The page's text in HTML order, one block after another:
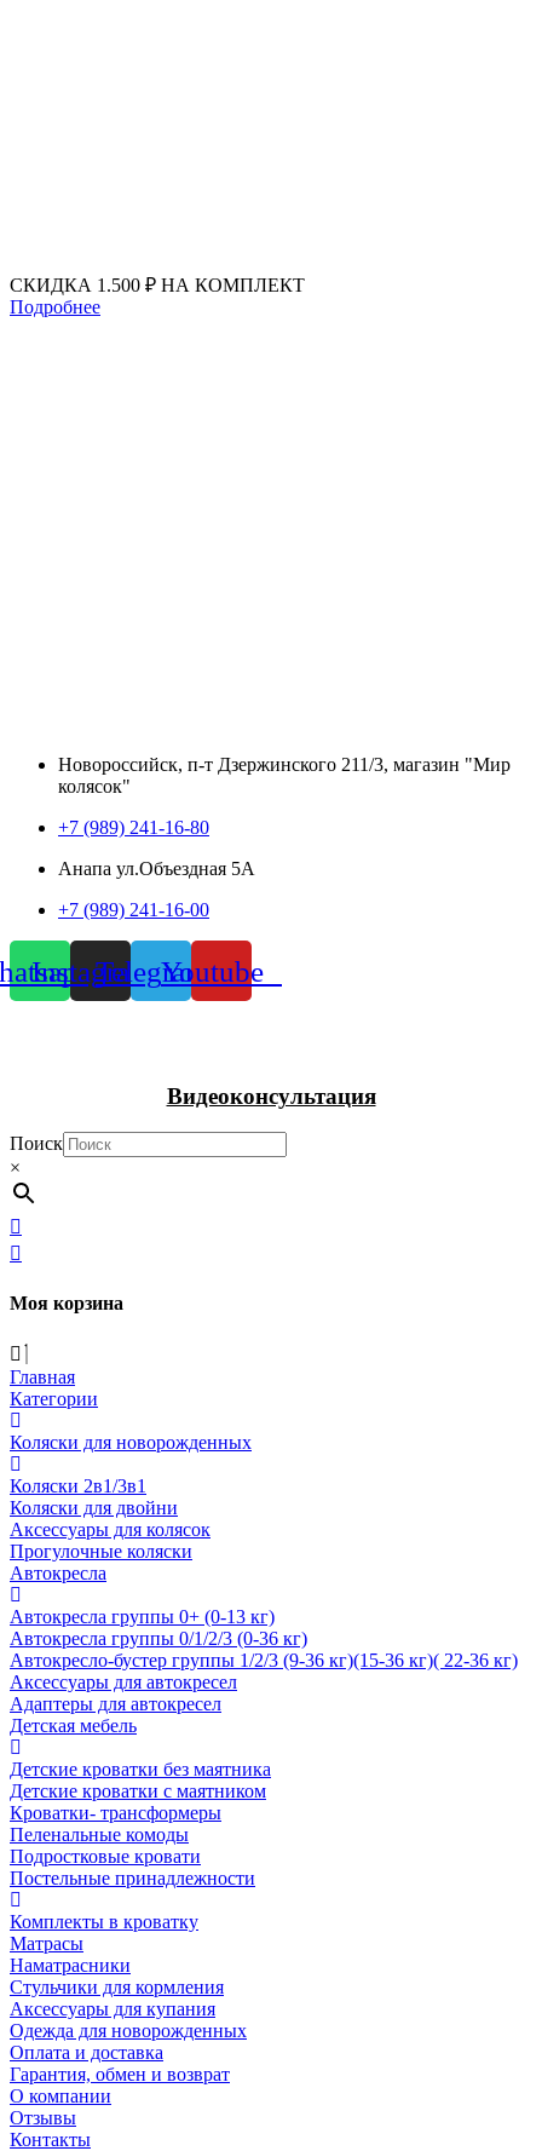
СКИДКА 1.500 ₽ НА КОМПЛЕКТ
Подробнее
Новороссийск, п-т Дзержинского 211/3, магазин "Мир
колясок"
+7 (989) 241-16-80
Анапа ул.Объездная 5А
+7 (989) 241-16-00
InstagramTelegramYoutube
Видеоконсультация
Поиск
×
Моя корзина
Главная
Категории
Коляски для новорожденных
Коляски 2в1/3в1
Коляски для двойни
Аксессуары для колясок
Прогулочные коляски
Автокресла
Автокресла группы 0+ (0-13 кг)
Автокресла группы 0/1/2/3 (0-36 кг)
Автокресло-бустер группы 1/2/3 (9-36 кг)(15-36 кг)( 22-36 кг)
Аксессуары для автокресел
Адаптеры для автокресел
Детская мебель
Детские кроватки без маятника
Детские кроватки с маятником
Кроватки- трансформеры
Пеленальные комоды
Подростковые кровати
Постельные принадлежности
Комплекты в кроватку
Матрасы
Наматрасники
Стульчики для кормления
Аксессуары для купания
Одежда для новорожденных
Оплата и доставка
Гарантия, обмен и возврат
О компании
Отзывы
Контакты